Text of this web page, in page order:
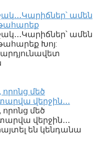
ամեն
ամեն
Խոյ:
մեծ
վերջին․․․
մեծ
վերջին․․․
են կենդանա